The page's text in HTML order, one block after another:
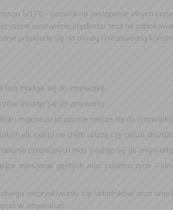
5/175 - pozwoli na zastąpienie innych
ustawienie prędkości oraz na
przekłada się na trwałą i niezawodną
litra (nadaje się do zmywarki).
(nadaje się do zmywarki).
i majonezu (rózga nie nadaje się do zmywarki)
jak ciasto na chleb i pizzę czy ciasto
przeróżnych mas (nadaje się do
mieszanie gęstych mas cukierniczych –
rozpryskiwaniu się składników oraz
w zmywarce).